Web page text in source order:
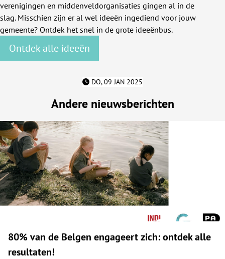
verenigingen en middenveldorganisaties gingen al in de
slag. Misschien zijn er al wel ideeën ingediend voor jouw
gemeente? Ontdek het snel in de grote ideeënbus.
Ontdek alle ideeën
DO, 09 JAN 2025
Andere nieuwsberichten
80% van de Belgen engageert zich: ontdek alle
resultaten!